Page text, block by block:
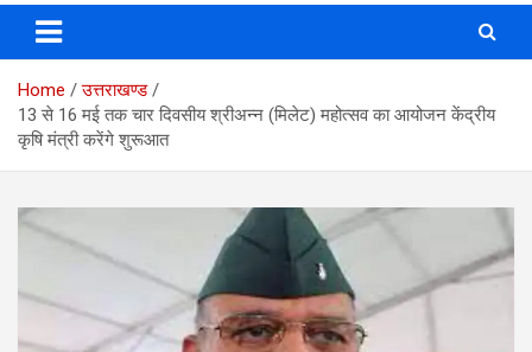
Home
उत्तराखण्ड
13 से 16 मई तक चार दिवसीय श्रीअन्न (मिलेट) महोत्सव का आयोजन केंद्रीय
कृषि मंत्री करेंगे शुरूआत